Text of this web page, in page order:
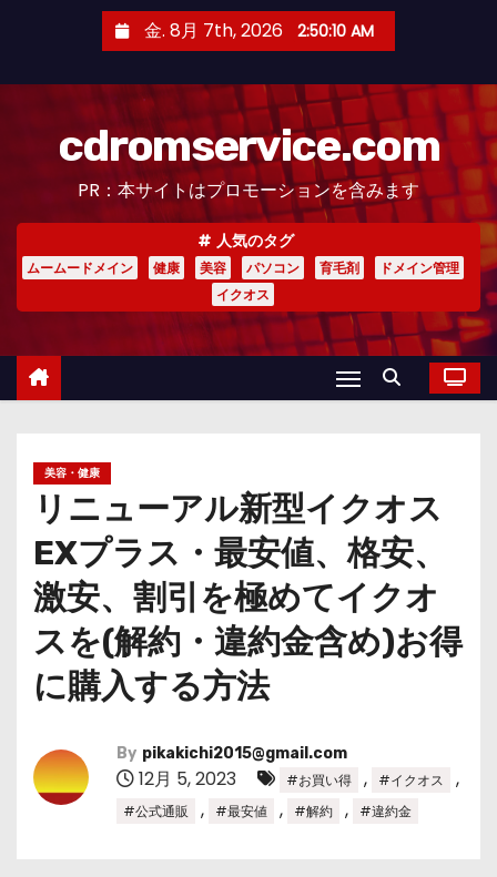
金. 8月 7th, 2026 2:50:12 AM
cdromservice.com
PR：本サイトはプロモーションを含みます
人気のタグ
ムームードメイン 健康 美容 パソコン 育毛剤
ドメイン管理
イクオス
美容・健康
リニューアル新型イクオス
EXプラス・最安値、格安、
激安、割引を極めてイクオ
スを(解約・違約金含め)お得
に購入する方法
By pikakichi2015@gmail.com
12月 5, 2023 #お買い得 , #イクオス ,
#公式通販 , #最安値 , #解約 , #違約金